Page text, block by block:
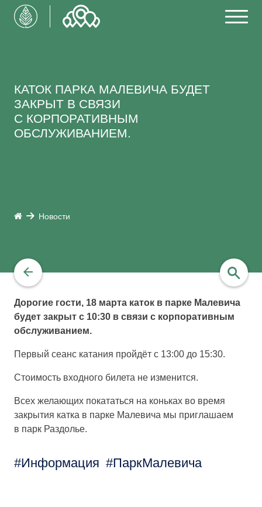
КАТОК ПАРКА МАЛЕВИЧА БУДЕТ
ЗАКРЫТ В СВЯЗИ
С КОРПОРАТИВНЫМ
ОБСЛУЖИВАНИЕМ.
Новости
найти
Дорогие гости, 18 марта каток в парке Малевича
будет закрыт с 10:30 в связи с корпоративным
обслуживанием.
Первый сеанс катания пройдёт с 13:00 до 15:30.
Стоимость входного билета не изменится.
Всех желающих покататься на коньках во время
закрытия катка в парке Малевича мы приглашаем
в парк Раздолье.
Информация ПаркМалевича